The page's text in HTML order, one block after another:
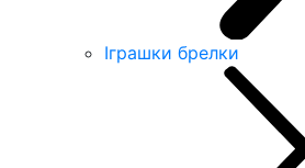
Іграшки брелки